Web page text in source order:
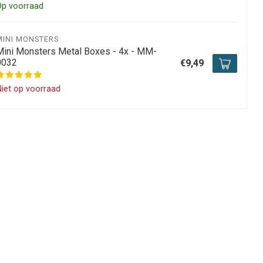
voorraad
MONSTERS
Monsters Metal Boxes - 4x - MM-
op voorraad
€9,49